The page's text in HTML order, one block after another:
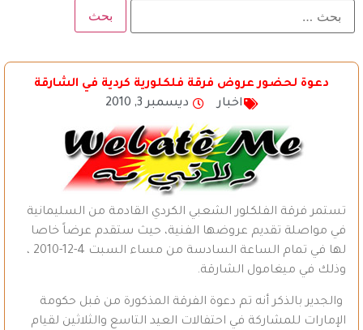
دعوة لحضور عروض فرقة فلكلورية كردية في الشارقة
اخبار
ديسمبر 3, 2010
تستمر فرقة الفلكلور الشعبي الكردي القادمة من السليمانية
في مواصلة تقديم عروضها الفنية، حيث ستقدم عرضاً خاصا
لها في تمام الساعة السادسة من مساء السبت 4-12-2010 ،
وذلك في ميغامول الشارقة.
والجدير بالذكر أنه تم دعوة الفرقة المذكورة من قبل حكومة
الإمارات للمشاركة في احتفالات العيد التاسع والثلاثين لقيام